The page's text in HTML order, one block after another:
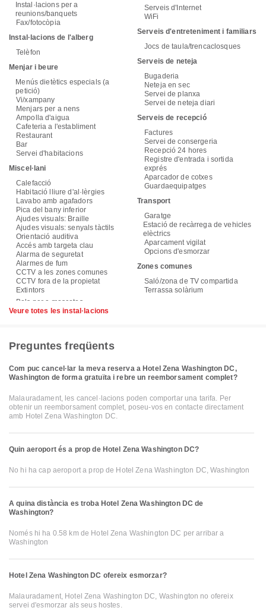
Instal·lacions per a
reunions/banquets
Fax/fotocòpia
Instal·lacions de l'alberg
Telèfon
Menjar i beure
Menús dietètics especials (a
petició)
Vi/xampany
Menjars per a nens
Ampolla d'aigua
Cafeteria a l'establiment
Restaurant
Bar
Servei d'habitacions
Miscel·lani
Calefacció
Habitació lliure d'al·lèrgies
Lavabo amb agafadors
Pica del bany inferior
Ajudes visuals: Braille
Ajudes visuals: senyals tàctils
Orientació auditiva
Accés amb targeta clau
Alarma de seguretat
Alarmes de fum
CCTV a les zones comunes
CCTV fora de la propietat
Extintors
Serveis d'Internet
WiFi
Serveis d'entreteniment i familiars
Jocs de taula/trencaclosques
Serveis de neteja
Bugaderia
Neteja en sec
Servei de planxa
Servei de neteja diari
Serveis de recepció
Factures
Servei de consergeria
Recepció 24 hores
Registre d'entrada i sortida
exprés
Aparcador de cotxes
Guardaequipatges
Transport
Garatge
Estació de recàrrega de vehicles
elèctrics
Aparcament vigilat
Opcions d'esmorzar
Zones comunes
Saló/zona de TV compartida
Terrassa solàrium
Veure totes les instal·lacions
Preguntes freqüents
Com puc cancel·lar la meva reserva a Hotel Zena Washington DC,
Washington de forma gratuïta i rebre un reemborsament complet?
Malauradament, les cancel·lacions poden comportar una tarifa. Per
obtenir un reemborsament complet, poseu-vos en contacte directament
amb Hotel Zena Washington DC.
Quin aeroport és a prop de Hotel Zena Washington DC?
No hi ha cap aeroport a prop de Hotel Zena Washington DC, Washington
A quina distància es troba Hotel Zena Washington DC de
Washington?
Només hi ha 0.58 km de Hotel Zena Washington DC per arribar a
Washington
Hotel Zena Washington DC ofereix esmorzar?
Malauradament, Hotel Zena Washington DC, Washington no ofereix
servei d'esmorzar als seus hostes.